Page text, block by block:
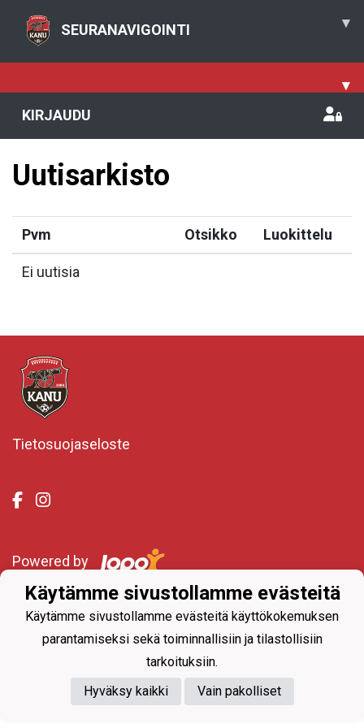
SEURANAVIGOINTI ▾
▾
KIRJAUDU
Uutisarkisto
Pvm Otsikko Luokittelu
Ei uutisia
Tietosuojaseloste
Powered by
Käytämme sivustollamme evästeitä
Käytämme sivustollamme evästeitä käyttökokemuksen
parantamiseksi sekä toiminnallisiin ja tilastollisiin
tarkoituksiin.
Hyväksy kaikki
Vain pakolliset